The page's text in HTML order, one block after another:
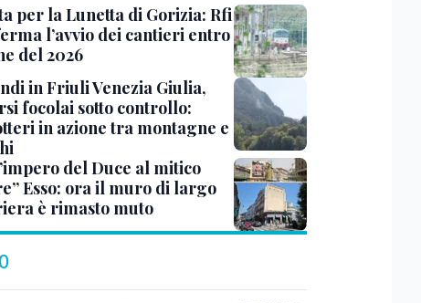
per la Lunetta di Gorizia: Rfi
l’avvio dei cantieri entro
del 2026
in Friuli Venezia Giulia,
focolai sotto controllo:
in azione tra montagne e
del Duce al mitico
Esso: ora il muro di largo
è rimasto muto